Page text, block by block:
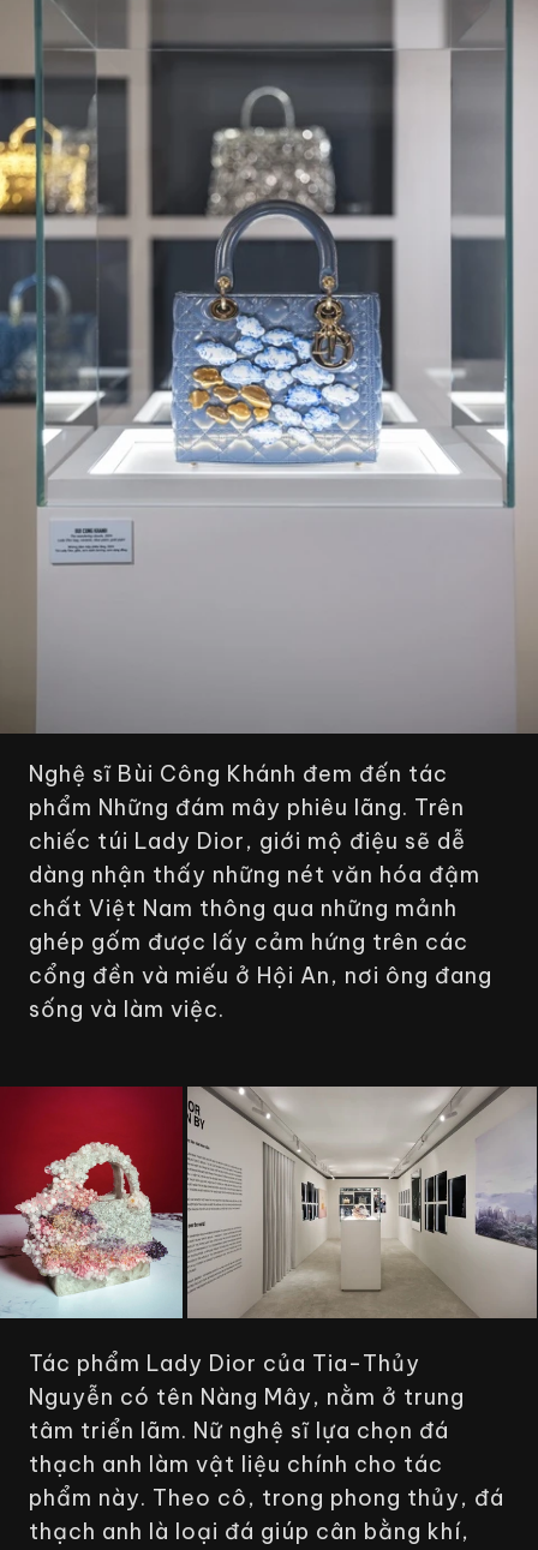
Nghệ sĩ Bùi Công Khánh đem đến tác
phẩm Những đám mây phiêu lãng. Trên
chiếc túi Lady Dior, giới mộ điệu sẽ dễ
dàng nhận thấy những nét văn hóa đậm
chất Việt Nam thông qua những mảnh
ghép gốm được lấy cảm hứng trên các
cổng đền và miếu ở Hội An, nơi ông đang
sống và làm việc.
Tác phẩm Lady Dior của Tia-Thủy
Nguyễn có tên Nàng Mây, nằm ở trung
tâm triển lãm. Nữ nghệ sĩ lựa chọn đá
thạch anh làm vật liệu chính cho tác
phẩm này. Theo cô, trong phong thủy, đá
thạch anh là loại đá giúp cân bằng khí,